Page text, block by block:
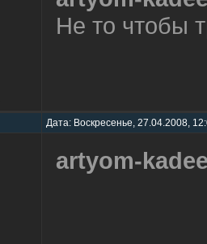
Не то чтобы
Дата: Воскресенье, 27.04.2008,
artyom-